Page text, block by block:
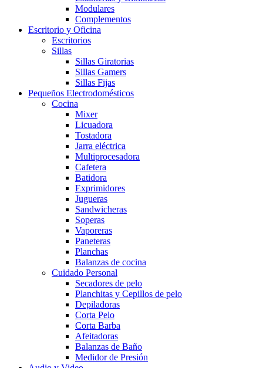
Modulares
Complementos
Escritorio y Oficina
Escritorios
Sillas
Sillas Giratorias
Sillas Gamers
Sillas Fijas
Pequeños Electrodomésticos
Cocina
Mixer
Licuadora
Tostadora
Jarra eléctrica
Multiprocesadora
Cafetera
Batidora
Exprimidores
Jugueras
Sandwicheras
Soperas
Vaporeras
Paneteras
Planchas
Balanzas de cocina
Cuidado Personal
Secadores de pelo
Planchitas y Cepillos de pelo
Depiladoras
Corta Pelo
Corta Barba
Afeitadoras
Balanzas de Baño
Medidor de Presión